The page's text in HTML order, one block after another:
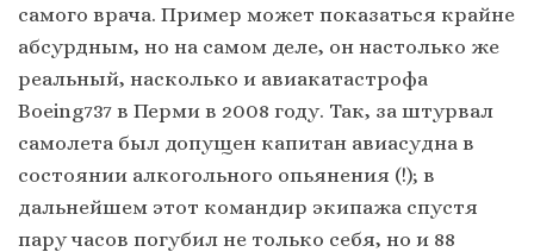
самого врача. Пример может показаться крайне
абсурдным, но на самом деле, он настолько же
реальный, насколько и авиакатастрофа
Boeing737 в Перми в 2008 году. Так, за штурвал
самолета был допущен капитан авиасудна в
состоянии алкогольного опьянения (!); в
дальнейшем этот командир экипажа спустя
пару часов погубил не только себя, но и 88